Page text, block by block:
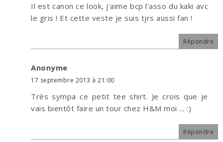
Il est canon ce look, j'aime bcp l'asso du kaki avc
le gris ! Et cette veste je suis tjrs aussi fan !
Répondre
Anonyme
17 septembre 2013 à 21:00
Très sympa ce petit tee shirt. Je crois que je
vais bientôt faire un tour chez H&M moi ... :)
Répondre